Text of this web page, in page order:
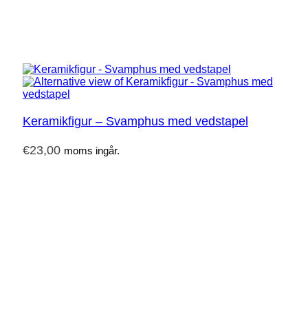
Keramikfigur – Svamphus med vedstapel
€23,00 moms ingår.